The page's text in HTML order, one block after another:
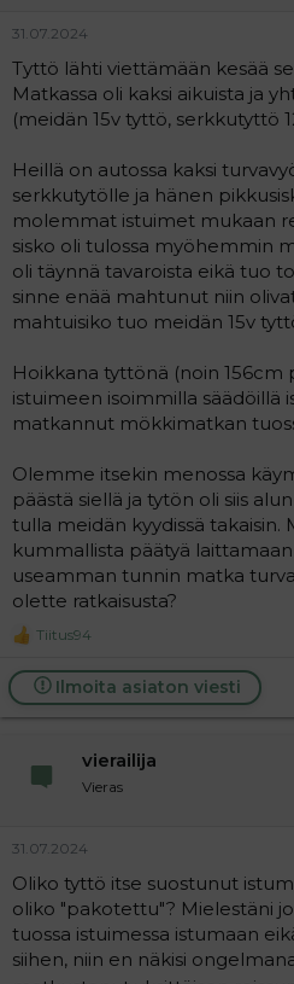
l
i
t
t
j
a
t
i
31.07.2024
Tyttö lähti viettämään kesää
Matkassa oli kaksi aikuista ja
(meidän 15v tyttö, serkkutyttö
Heillä on autossa kaksi
serkkutytölle ja hänen
molemmat istuimet mukaan
sisko oli tulossa myöhemmin
oli täynnä tavaroista eikä tuo
sinne enää mahtunut niin
mahtuisiko tuo meidän 15v
Hoikkana tyttönä (noin
istuimeen isoimmilla säädöillä
matkannut mökkimatkan
Olemme itsekin menossa
päästä siellä ja tytön oli siis
tulla meidän kyydissä takaisin.
kummallista päätyä
useamman tunnin matka
olette ratkaisusta?
R
a
c
t
Tiitus94
Ilmoita asiaton viesti
vierailija
Vieras
31.07.2024
Oliko tyttö itse suostunut
oliko "pakotettu"? Mielestäni
tuossa istuimessa istumaan
siihen, niin en näkisi